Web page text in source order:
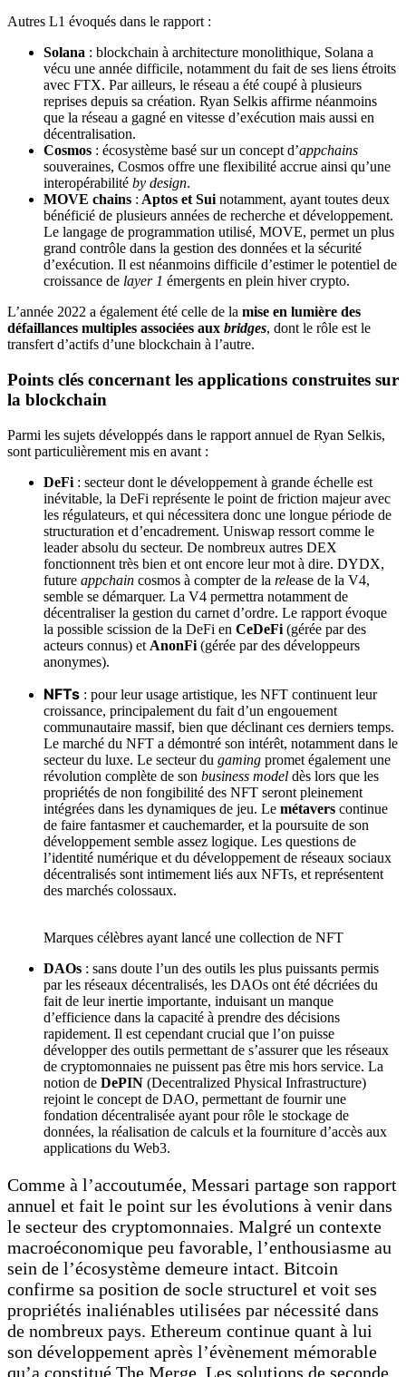
Autres L1 évoqués dans le rapport :
Solana : blockchain à architecture monolithique, Solana a
vécu une année difficile, notamment du fait de ses liens étroits
avec FTX. Par ailleurs, le réseau a été coupé à plusieurs
reprises depuis sa création. Ryan Selkis affirme néanmoins
que la réseau a gagné en vitesse d’exécution mais aussi en
décentralisation.
Cosmos : écosystème basé sur un concept d’appchains
souveraines, Cosmos offre une flexibilité accrue ainsi qu’une
interopérabilité by design.
MOVE chains : Aptos et Sui notamment, ayant toutes deux
bénéficié de plusieurs années de recherche et développement.
Le langage de programmation utilisé, MOVE, permet un plus
grand contrôle dans la gestion des données et la sécurité
d’exécution. Il est néanmoins difficile d’estimer le potentiel de
croissance de layer 1 émergents en plein hiver crypto.
L’année 2022 a également été celle de la mise en lumière des
défaillances multiples associées aux bridges, dont le rôle est le
transfert d’actifs d’une blockchain à l’autre.
Points clés concernant les applications construites sur
la blockchain
Parmi les sujets développés dans le rapport annuel de Ryan Selkis,
sont particulièrement mis en avant :
DeFi : secteur dont le développement à grande échelle est
inévitable, la DeFi représente le point de friction majeur avec
les régulateurs, et qui nécessitera donc une longue période de
structuration et d’encadrement. Uniswap ressort comme le
leader absolu du secteur. De nombreux autres DEX
fonctionnent très bien et ont encore leur mot à dire. DYDX,
future appchain cosmos à compter de la release de la V4,
semble se démarquer. La V4 permettra notamment de
décentraliser la gestion du carnet d’ordre. Le rapport évoque
la possible scission de la DeFi en CeDeFi (gérée par des
acteurs connus) et AnonFi (gérée par des développeurs
anonymes).
NFTs : pour leur usage artistique, les NFT continuent leur
croissance, principalement du fait d’un engouement
communautaire massif, bien que déclinant ces derniers temps.
Le marché du NFT a démontré son intérêt, notamment dans le
secteur du luxe. Le secteur du gaming promet également une
révolution complète de son business model dès lors que les
propriétés de non fongibilité des NFT seront pleinement
intégrées dans les dynamiques de jeu. Le métavers continue
de faire fantasmer et cauchemarder, et la poursuite de son
développement semble assez logique. Les questions de
l’identité numérique et du développement de réseaux sociaux
décentralisés sont intimement liés aux NFTs, et représentent
des marchés colossaux.
Marques célèbres ayant lancé une collection de NFT
DAOs : sans doute l’un des outils les plus puissants permis
par les réseaux décentralisés, les DAOs ont été décriées du
fait de leur inertie importante, induisant un manque
d’efficience dans la capacité à prendre des décisions
rapidement. Il est cependant crucial que l’on puisse
développer des outils permettant de s’assurer que les réseaux
de cryptomonnaies ne puissent pas être mis hors service. La
notion de DePIN (Decentralized Physical Infrastructure)
rejoint le concept de DAO, permettant de fournir une
fondation décentralisée ayant pour rôle le stockage de
données, la réalisation de calculs et la fourniture d’accès aux
applications du Web3.
Comme à l’accoutumée, Messari partage son rapport
annuel et fait le point sur les évolutions à venir dans
le secteur des cryptomonnaies. Malgré un contexte
macroéconomique peu favorable, l’enthousiasme au
sein de l’écosystème demeure intact. Bitcoin
confirme sa position de socle structurel et voit ses
propriétés inaliénables utilisées par nécessité dans
de nombreux pays. Ethereum continue quant à lui
son développement après l’évènement mémorable
qu’a constitué The Merge. Les solutions de seconde